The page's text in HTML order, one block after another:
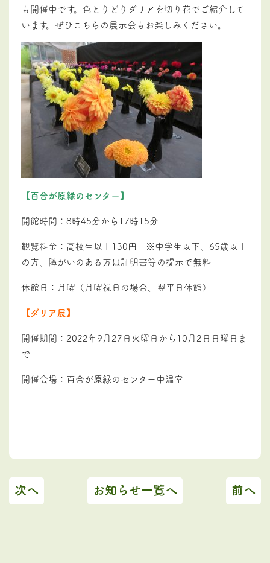
も開催中です。色とりどりダリアを切り花でご紹介して
います。ぜひこちらの展示会もお楽しみください。
【百合が原緑のセンター】
開館時間： 8時45分から17時15分
観覧料金：高校生以上130円 ※中学生以下、65歳以上
の方、障がいのある方は証明書等の提示で無料
休館日：月曜（月曜祝日の場合、翌平日休館）
【ダリア展】
開催期間：2022年9月27日火曜日から10月2日日曜日ま
で
開催会場：百合が原緑のセンター中温室
次へ お知らせ一覧へ 前へ